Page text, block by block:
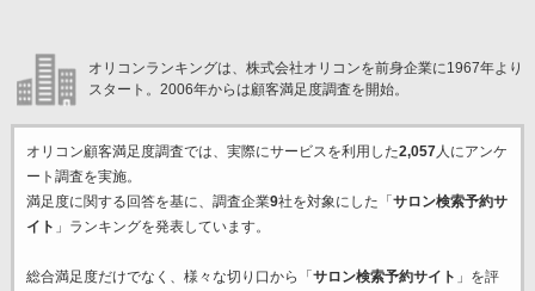
オリコンランキングは、株式会社オリコンを前身企業に1967年より
スタート。2006年からは顧客満足度調査を開始。
オリコン顧客満足度調査では、実際にサービスを利用した2,057人にアンケ
ート調査を実施。
満足度に関する回答を基に、調査企業9社を対象にした「 サロン検索予約サ
イト 」ランキングを発表しています。
総合満足度だけでなく、様々な切り口から「 サロン検索予約サイト 」を評